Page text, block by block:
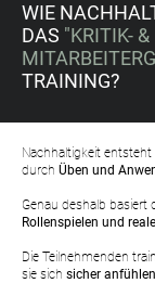
WIE
DAS "KRITIK- &
TRAINING?
Nachhaltigkeit
durch Üben und
Genau deshalb basiert
Rollenspielen und
Die Teilnehmenden
sie sich sicher